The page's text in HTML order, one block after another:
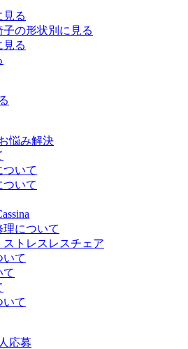
見る
子の形状別に見る
見る
悩み解決
ついて
ついて
について
トレスレスチェア
いて
て
いて
応募